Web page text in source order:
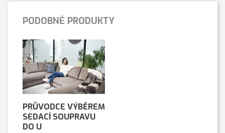
PODOBNÉ PRODUKTY
PRŮVODCE VÝBĚREM
SEDACÍ SOUPRAVU
DO U